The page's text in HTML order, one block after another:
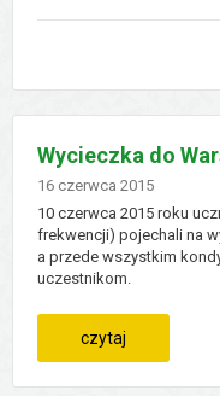
Wycieczka do
Dodano
16 czerwca 2015
10 czerwca 2015 roku
frekwencji) pojechali na
a przede wszystkim
uczestnikom.
czytaj
wycieczka